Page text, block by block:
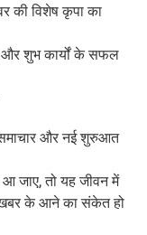
की विशेष कृपा का
और शुभ कार्यों के सफल
और नई शुरुआत
जाए, तो यह जीवन में
खबर के आने का संकेत हो